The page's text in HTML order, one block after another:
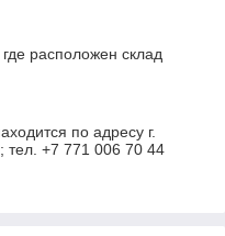
расположен склад
по адресу г.
тел. +7 771 006 70 44